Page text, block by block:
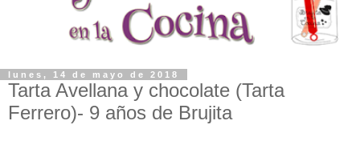
lunes, 14 de mayo de 2018
Tarta Avellana y chocolate (Tarta
Ferrero)- 9 años de Brujita